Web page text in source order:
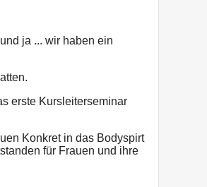
ja ... wir haben ein
erste Kursleiterseminar
Konkret in das Bodyspirt
für Frauen und ihre